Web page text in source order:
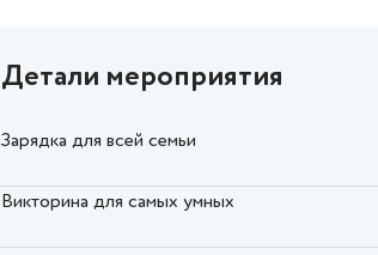
Детали мероприятия
Зарядка для всей семьи
Викторина для самых умных